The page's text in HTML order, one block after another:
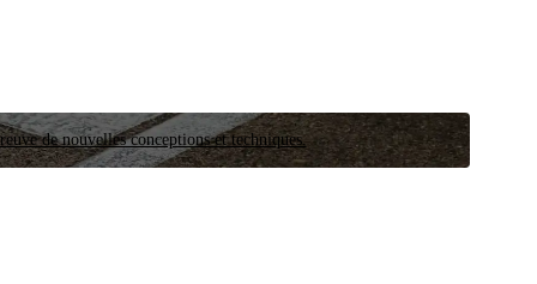
de nouvelles conceptions et techniques.